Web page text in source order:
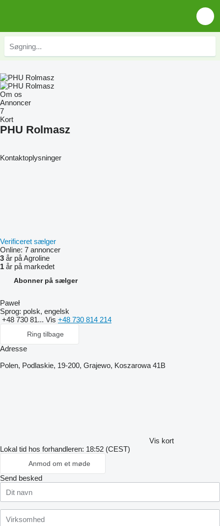
Om os
Annoncer
7
Kort
PHU Rolmasz
Kontaktoplysninger
Verificeret sælger
Online: 7 annoncer
3 år på Agroline
1 år på markedet
Abonner på sælger
Paweł
Sprog: polsk, engelsk
+48 730 81... Vis +48 730 814 214
Ring tilbage
Adresse
Polen, Podlaskie, 19-200, Grajewo, Koszarowa 41B
Vis kort
Lokal tid hos forhandleren: 18:52 (CEST)
Anmod om et møde
Send besked